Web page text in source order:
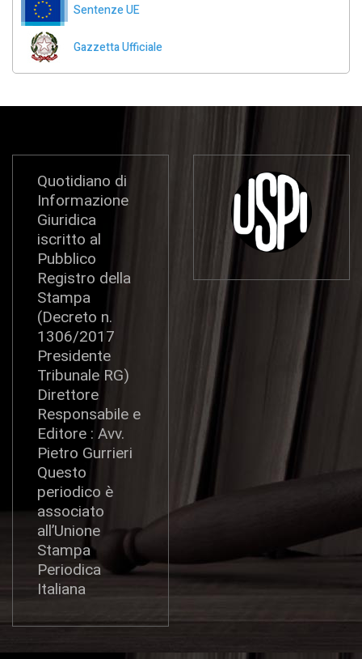
Sentenze UE
Gazzetta Ufficiale
Quotidiano di
Informazione
Giuridica
iscritto al
Pubblico
Registro della
Stampa
(Decreto n.
1306/2017
Presidente
Tribunale RG)
Direttore
Responsabile e
Editore : Avv.
Pietro Gurrieri
Questo
periodico è
associato
all’Unione
Stampa
Periodica
Italiana